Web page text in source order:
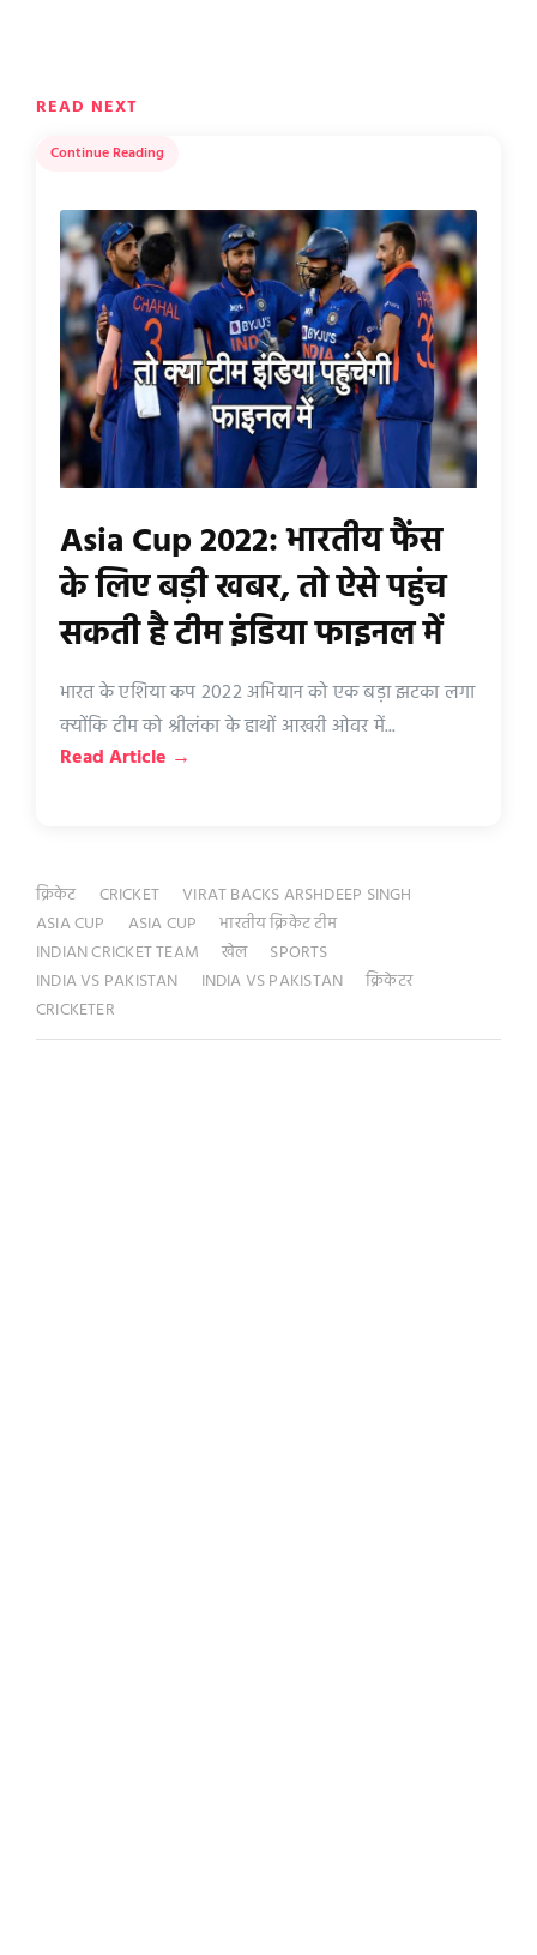
READ NEXT
Continue Reading
Asia Cup 2022: भारतीय फैंस
के लिए बड़ी खबर, तो ऐसे पहुंच
सकती है टीम इंडिया फाइनल में
भारत के एशिया कप 2022 अभियान को एक बड़ा झटका लगा
क्योंकि टीम को श्रीलंका के हाथों आखरी ओवर में...
Read Article →
क्रिकेट CRICKET
VIRAT BACKS ARSHDEEP SINGH
ASIA CUP
ASIA CUP
भारतीय क्रिकेट टीम
INDIAN CRICKET TEAM
खेल
SPORTS
INDIA VS PAKISTAN
INDIA VS PAKISTAN
क्रिकेटर
CRICKETER